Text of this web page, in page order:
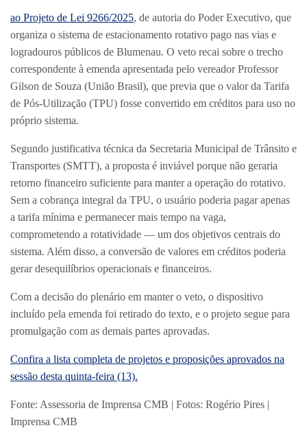
ao Projeto de Lei 9266/2025, de autoria do Poder Executivo, que
organiza o sistema de estacionamento rotativo pago nas vias e
logradouros públicos de Blumenau. O veto recai sobre o trecho
correspondente à emenda apresentada pelo vereador Professor
Gilson de Souza (União Brasil), que previa que o valor da Tarifa
de Pós-Utilização (TPU) fosse convertido em créditos para uso no
próprio sistema.
Segundo justificativa técnica da Secretaria Municipal de Trânsito e
Transportes (SMTT), a proposta é inviável porque não geraria
retorno financeiro suficiente para manter a operação do rotativo.
Sem a cobrança integral da TPU, o usuário poderia pagar apenas
a tarifa mínima e permanecer mais tempo na vaga,
comprometendo a rotatividade — um dos objetivos centrais do
sistema. Além disso, a conversão de valores em créditos poderia
gerar desequilíbrios operacionais e financeiros.
Com a decisão do plenário em manter o veto, o dispositivo
incluído pela emenda foi retirado do texto, e o projeto segue para
promulgação com as demais partes aprovadas.
Confira a lista completa de projetos e proposições aprovados na
sessão desta quinta-feira (13).
Fonte: Assessoria de Imprensa CMB | Fotos: Rogério Pires |
Imprensa CMB